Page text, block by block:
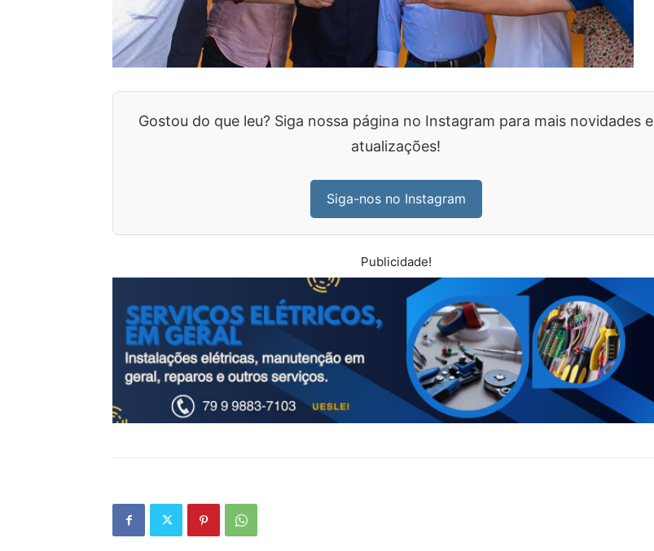
Gostou do que leu? Siga nossa página no Instagram para mais novidades e
atualizações!
Siga-nos no Instagram
Publicidade!